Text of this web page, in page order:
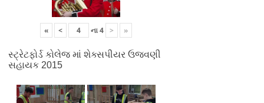
« < ના4 > »
સ્ટ્રેટફોર્ડ કોલેજ માં શેક્સપીયર ઉજવણી
સહાયક 2015